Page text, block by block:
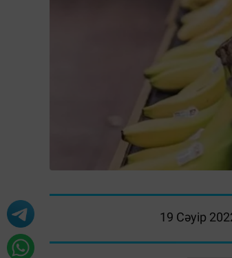
19 Сәуір